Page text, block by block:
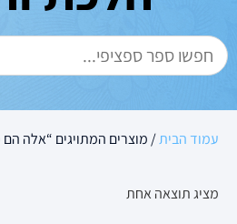
עמוד הבית/ מוצרים המתויגים “אלה הם
מציג תוצאה אחת